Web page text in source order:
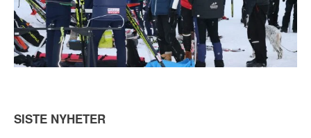
SISTE NYHETER